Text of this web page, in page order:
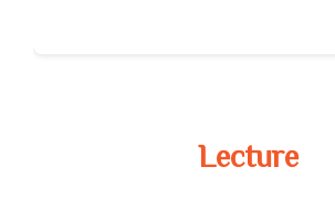
Lecture